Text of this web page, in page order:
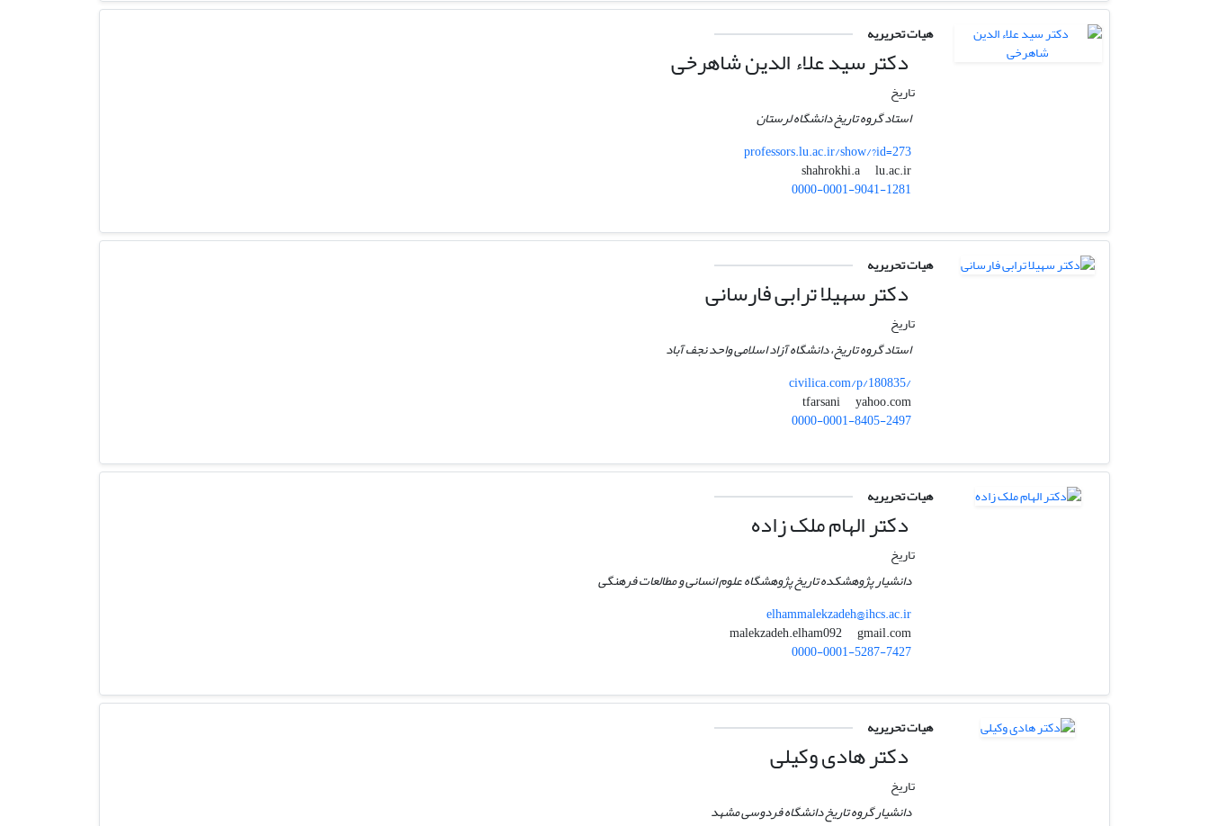
هیات تحریریه
دکتر سید علاء الدین شاهرخی
تاریخ
استاد گروه تاریخ دانشگاه لرستان
professors.lu.ac.ir/show/?id=273
lu.ac.ir
0000-0001-9041-1281
هیات تحریریه
دکتر سهیلا ترابی فارسانی
تاریخ
استاد گروه تاریخ، دانشگاه آزاد اسلامی واحد نجف آباد
civilica.com/p/180835/
yahoo.com
0000-0001-8405-2497
هیات تحریریه
دکتر الهام ملک زاده
تاریخ
دانشیار پژوهشکده تاریخ پژوهشگاه علوم انسانی و مطالعات فرهنگی
elhammalekzadeh@ihcs.ac.ir
gmail.com
0000-0001-5287-7427
هیات تحریریه
دکتر هادی وکیلی
تاریخ
دانشیار گروه تاریخ دانشگاه فردوسی مشهد